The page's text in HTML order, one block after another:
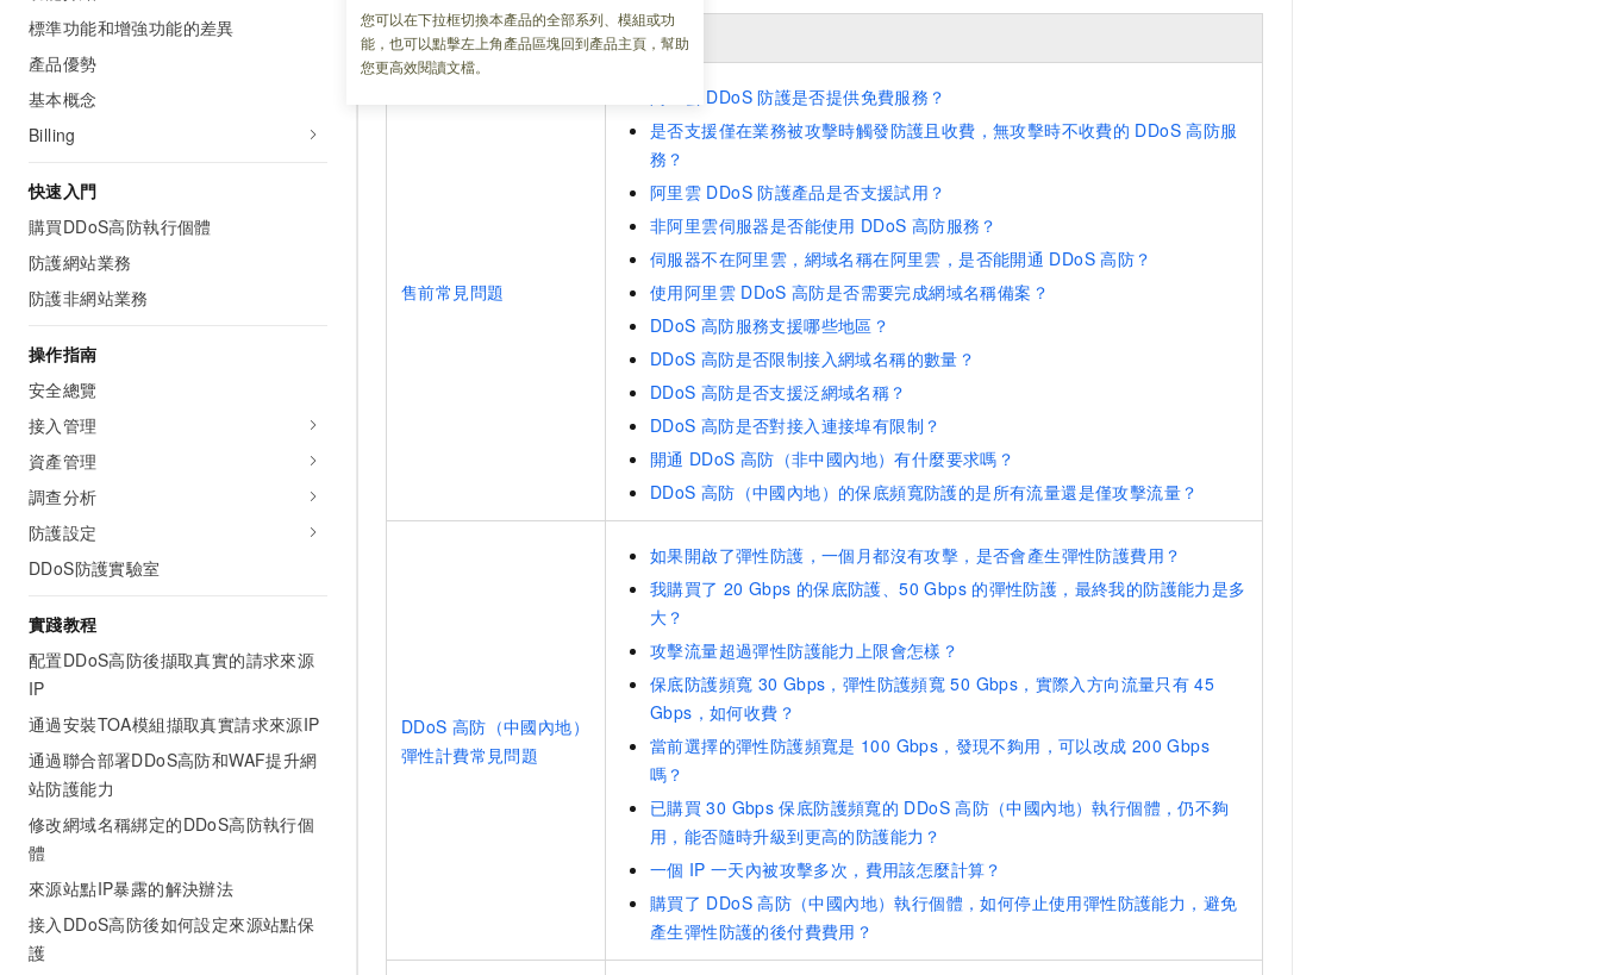
您可以在下拉框切換本產品的全部系列、模組或功
能，也可以點擊左上角產品區塊回到產品主頁，幫助
您更高效閱讀文檔。
標準功能和增強功能的差異
產品優勢
基本概念
Billing
快速入門
購買DDoS高防執行個體
防護網站業務
防護非網站業務
操作指南
安全總覽
接入管理
資產管理
調查分析
防護設定
DDoS防護實驗室
實踐教程
配置DDoS高防後擷取真實的請求來源
IP
通過安裝TOA模組擷取真實請求來源IP
通過聯合部署DDoS高防和WAF提升網
站防護能力
修改網域名稱綁定的DDoS高防執行個
體
來源站點IP暴露的解決辦法
接入DDoS高防後如何設定來源站點保
護
類型 問題列表
售前常見問題
DDoS 防護是否提供免費服務？
是否支援僅在業務被攻擊時觸發防護且收費，無攻擊時不收費的 DDoS 高防服
務？
阿里雲 DDoS 防護產品是否支援試用？
非阿里雲伺服器是否能使用 DDoS 高防服務？
伺服器不在阿里雲，網域名稱在阿里雲，是否能開通 DDoS 高防？
使用阿里雲 DDoS 高防是否需要完成網域名稱備案？
DDoS 高防服務支援哪些地區？
DDoS 高防是否限制接入網域名稱的數量？
DDoS 高防是否支援泛網域名稱？
DDoS 高防是否對接入連接埠有限制？
開通 DDoS 高防（非中國內地）有什麼要求嗎？
DDoS 高防（中國內地）的保底頻寬防護的是所有流量還是僅攻擊流量？
DDoS 高防（中國內地）
彈性計費常見問題
如果開啟了彈性防護，一個月都沒有攻擊，是否會產生彈性防護費用？
我購買了 20 Gbps 的保底防護、50 Gbps 的彈性防護，最終我的防護能力是多
大？
攻擊流量超過彈性防護能力上限會怎樣？
保底防護頻寬 30 Gbps，彈性防護頻寬 50 Gbps，實際入方向流量只有 45
Gbps，如何收費？
當前選擇的彈性防護頻寬是 100 Gbps，發現不夠用，可以改成 200 Gbps
嗎？
已購買 30 Gbps 保底防護頻寬的 DDoS 高防（中國內地）執行個體，仍不夠
用，能否隨時升級到更高的防護能力？
一個 IP 一天內被攻擊多次，費用該怎麼計算？
購買了 DDoS 高防（中國內地）執行個體，如何停止使用彈性防護能力，避免
產生彈性防護的後付費費用？